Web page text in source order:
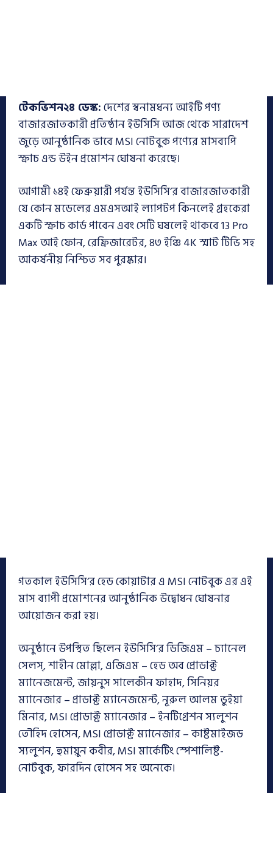
টেকভিশন২৪ ডেস্ক:দেশের স্বনামধন্য আইটি পণ্য
বাজারজাতকারী প্রতিষ্ঠান ইউসিসি আজ থেকে সারাদেশ
জুড়ে আনুষ্ঠানিক ভাবে MSI নোটবুক পণ্যের মাসব্যপি
স্ক্রাচ এন্ড উইন প্রমোশন ঘোষনা করেছে।
আগামী ১৪ই ফেব্রুয়ারী পর্যন্ত ইউসিসি’র বাজারজাতকারী
যে কোন মডেলের এমএসআই ল্যাপটপ কিনলেই গ্রহকেরা
একটি স্ক্রাচ কার্ড পাবেন এবং সেটি ঘষলেই থাকবে 13 Pro
Max আই ফোন, রেফ্রিজারেটর, ৪৩ ইঞ্চি 4K স্মাট টিভি সহ
আকর্ষনীয় নিশ্চিত সব পুরষ্কার।
গতকাল ইউসিসি’র হেড কোয়াটার এ MSI নোটবুক এর এই
মাস ব্যাপী প্রমোশনের আনুষ্ঠানিক উদ্বোধন ঘোষনার
আয়োজন করা হয়।
অনুষ্ঠানে উপস্থিত ছিলেন ইউসিসি’র ডিজিএম – চ্যানেল
সেলস্, শাহীন মোল্লা, এজিএম – হেড অব প্রোডাক্ট
ম্যানেজমেন্ট, জায়নুস সালেকীন ফাহাদ, সিনিয়র
ম্যানেজার – প্রাডাক্ট ম্যানেজমেন্ট, নূরুল আলম ভুইয়া
মিনার, MSI প্রোডাক্ট ম্যানেজার – ইনটিগ্রেশন স্যলুশন
তৌহিদ হোসেন, MSI প্রোডাক্ট ম্যানেজার – কাষ্টমাইজড
স্যলুশন, হুমায়ুন কবীর, MSI মার্কেটিং স্পেশালিষ্ট-
নোটবুক, ফারদিন হোসেন সহ অনেকে।